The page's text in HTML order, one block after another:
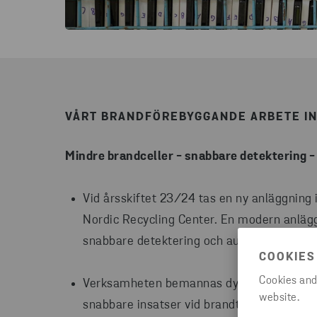
COOKIES
Cookies
website.
VÅRT BRANDFÖREBYGGANDE ARBETE
Mindre brandceller - snabbare detektering
Vid årsskiftet 23/24 tas en ny
Nordic Recycling Center. En modern
snabbare detektering och automatiska
Verksamheten bemannas dygnet runt,
snabbare insatser vid brandtillbud.